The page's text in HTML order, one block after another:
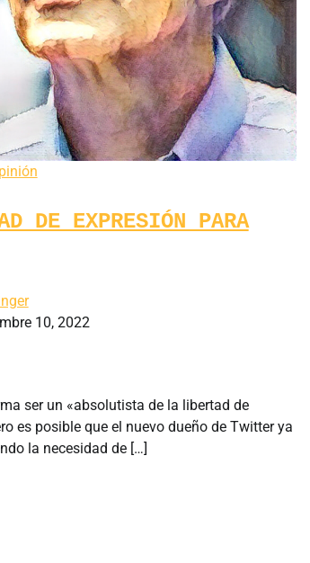
DE EXPRESIÓN PARA
10, 2022
ser un «absolutista de la libertad de
es posible que el nuevo dueño de Twitter ya
la necesidad de […]